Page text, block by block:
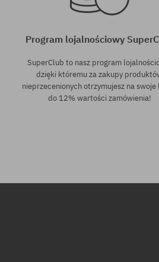
Program lojalnościowy
SuperClub to nasz program
dzięki któremu za zakupy
nieprzecenionych otrzymujesz na swoje
do 12% wartości zamówienia!